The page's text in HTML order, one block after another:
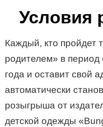
Условия
Каждый, кто пройдет
родителем» в период
года и оставит свой
автоматически
розыгрыша от
детской одежды